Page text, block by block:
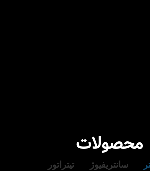
محصولات
سانتریفیوژ تیتراتور